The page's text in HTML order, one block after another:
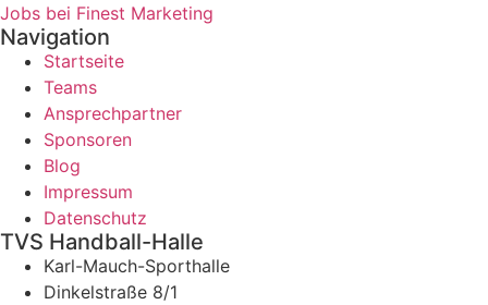
Jobs bei Finest Marketing
Navigation
Startseite
Teams
Ansprechpartner
Sponsoren
Blog
Impressum
Datenschutz
TVS Handball-Halle
Karl-Mauch-Sporthalle
Dinkelstraße 8/1